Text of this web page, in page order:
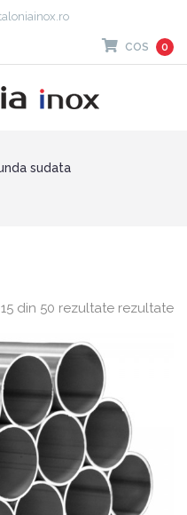
COS 0
sudata
15 din 50 rezultate rezultate